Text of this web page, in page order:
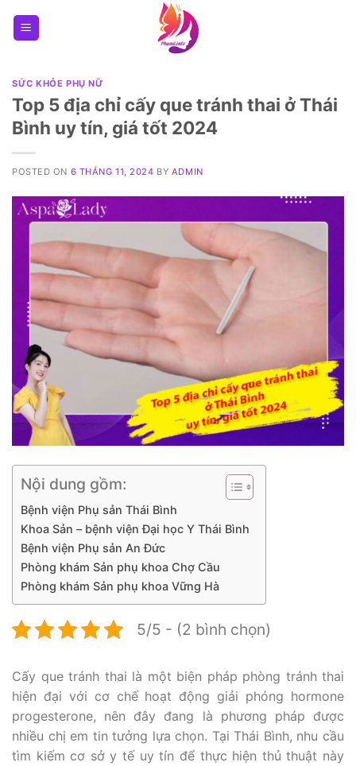
SỨC KHỎE PHỤ NỮ
Top 5 địa chỉ cấy que tránh thai ở Thái
Bình uy tín, giá tốt 2024
POSTED ON 6 THÁNG 11, 2024 BY ADMIN
Nội dung gồm:
Bệnh viện Phụ sản Thái Bình
Khoa Sản – bệnh viện Đại học Y Thái Bình
Bệnh viện Phụ sản An Đức
Phòng khám Sản phụ khoa Chợ Cầu
Phòng khám Sản phụ khoa Vững Hà
5/5 - (2 bình chọn)
Cấy que tránh thai là một biện pháp phòng tránh thai
hiện đại với cơ chế hoạt động giải phóng hormone
progesterone, nên đây đang là phương pháp được
nhiều chị em tin tưởng lựa chọn. Tại Thái Bình, nhu cầu
tìm kiếm cơ sở y tế uy tín để thực hiện thủ thuật này